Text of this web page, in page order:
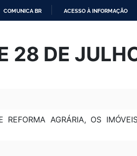
O
CONTEÚDO
COMUNICA BR ACESSO À INFORMAÇÃO
28 DE
AGRÁRIA, OS